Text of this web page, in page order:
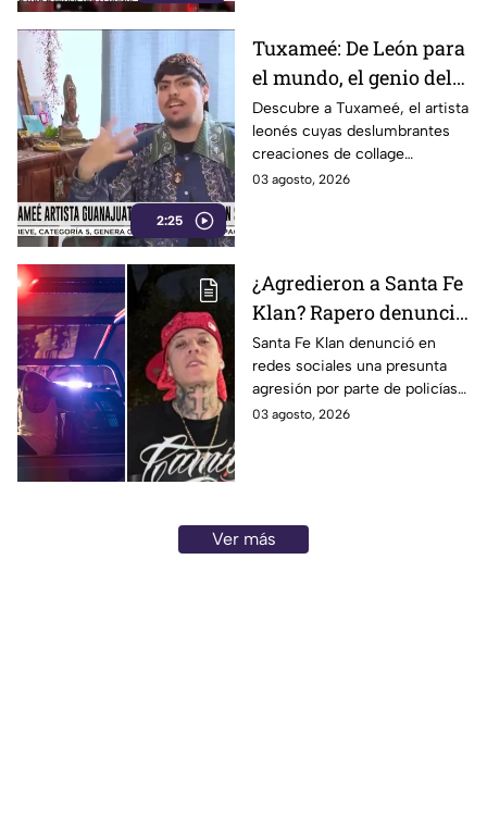
2:25
Tuxameé: De León para
el mundo, el genio del
collage que cautiva al
arte
Descubre a Tuxameé, el artista
leonés cuyas deslumbrantes
creaciones de collage
traspasan fronteras y
03 agosto, 2026
¿Agredieron a Santa Fe
Klan? Rapero denuncia
en redes: "Se quieren
meter a mi casa";
asegura tener VIDEOS
de todo
Santa Fe Klan denunció en
redes sociales una presunta
agresión por parte de policías
en la colonia Santa Fe de
03 agosto, 2026
Ver más